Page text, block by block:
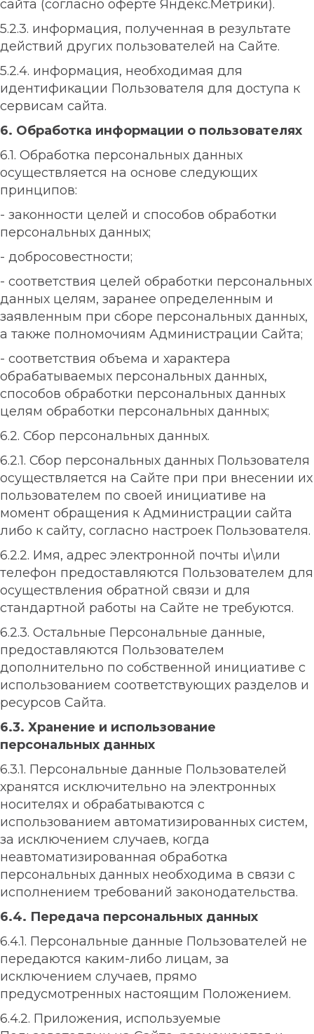
сайта (согласно оферте Яндекс.Метрики).
5.2.3. информация, полученная в результате
действий других пользователей на Сайте.
5.2.4. информация, необходимая для
идентификации Пользователя для доступа к
сервисам сайта.
6. Обработка информации о пользователях
6.1. Обработка персональных данных
осуществляется на основе следующих
принципов:
- законности целей и способов обработки
персональных данных;
- добросовестности;
- соответствия целей обработки персональных
данных целям, заранее определенным и
заявленным при сборе персональных данных,
а также полномочиям Администрации Сайта;
- соответствия объема и характера
обрабатываемых персональных данных,
способов обработки персональных данных
целям обработки персональных данных;
6.2. Сбор персональных данных.
6.2.1. Сбор персональных данных Пользователя
осуществляется на Сайте при при внесении их
пользователем по своей инициативе на
момент обращения к Администрации сайта
либо к сайту, согласно настроек Пользователя.
6.2.2. Имя, адрес электронной почты и\или
телефон предоставляются Пользователем для
осуществления обратной связи и для
стандартной работы на Сайте не требуются.
6.2.3. Остальные Персональные данные,
предоставляются Пользователем
дополнительно по собственной инициативе с
использованием соответствующих разделов и
ресурсов Сайта.
6.3. Хранение и использование
персональных данных
6.3.1. Персональные данные Пользователей
хранятся исключительно на электронных
носителях и обрабатываются с
использованием автоматизированных систем,
за исключением случаев, когда
неавтоматизированная обработка
персональных данных необходима в связи с
исполнением требований законодательства.
6.4. Передача персональных данных
6.4.1. Персональные данные Пользователей не
передаются каким-либо лицам, за
исключением случаев, прямо
предусмотренных настоящим Положением.
6.4.2. Приложения, используемые